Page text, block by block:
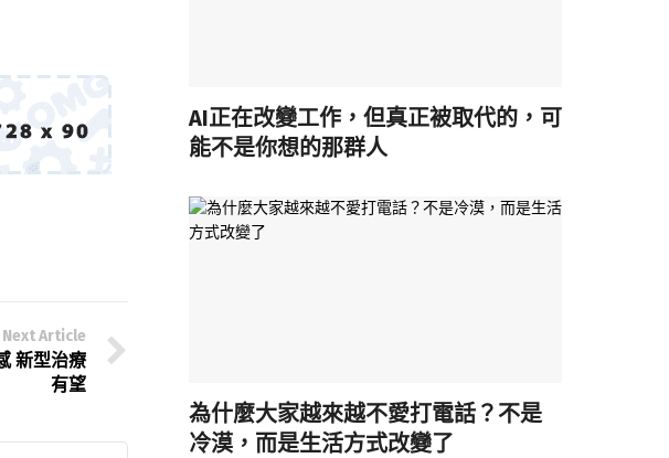
Next Article
新型治療
有望
AI正在改變工作，但真正被取代的，可
能不是你想的那群人
為什麼大家越來越不愛打電話？不是
冷漠，而是生活方式改變了